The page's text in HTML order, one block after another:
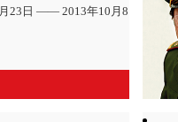
月23日 —— 2013年10月8